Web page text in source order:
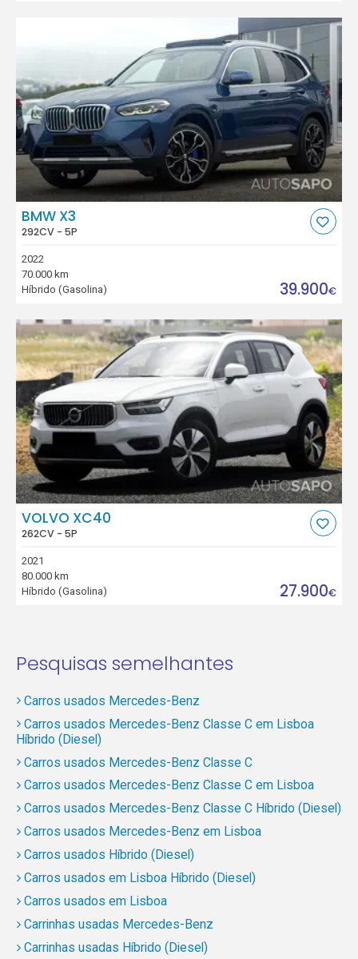
BMW X3
292CV - 5P
2022
70.000 km
Híbrido (Gasolina)
39.900€
VOLVO XC40
262CV - 5P
2021
80.000 km
Híbrido (Gasolina)
27.900€
Pesquisas semelhantes
Carros usados Mercedes-Benz
Carros usados Mercedes-Benz Classe C em Lisboa
Híbrido (Diesel)
Carros usados Mercedes-Benz Classe C
Carros usados Mercedes-Benz Classe C em Lisboa
Carros usados Mercedes-Benz Classe C Híbrido (Diesel)
Carros usados Mercedes-Benz em Lisboa
Carros usados Híbrido (Diesel)
Carros usados em Lisboa Híbrido (Diesel)
Carros usados em Lisboa
Carrinhas usadas Mercedes-Benz
Carrinhas usadas Híbrido (Diesel)